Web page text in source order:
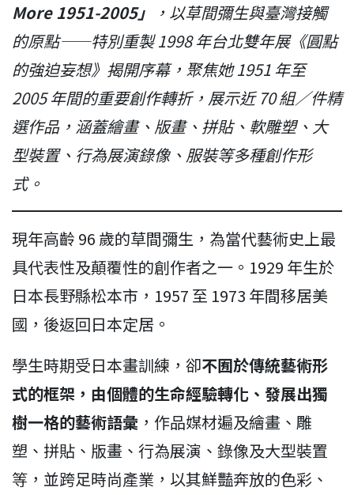
More 1951-2005」
，以草間彌生與臺灣接觸
的原點——特別重製 1998 年台北雙年展《圓點
的強迫妄想》揭開序幕，聚焦她 1951 年至
2005 年間的重要創作轉折，展示近 70 組／件精
選作品，涵蓋繪畫、版畫、拼貼、軟雕塑、大
型裝置、行為展演錄像、服裝等多種創作形
式。
現年高齡 96 歲的草間彌生，為當代藝術史上最
具代表性及顛覆性的創作者之一。1929 年生於
日本長野縣松本市，1957 至 1973 年間移居美
國，後返回日本定居。
學生時期受日本畫訓練，卻不囿於傳統藝術形
式的框架，由個體的生命經驗轉化、發展出獨
樹一格的藝術語彙 ，作品媒材遍及繪畫、雕
塑、拼貼、版畫、行為展演、錄像及大型裝置
等，並跨足時尚產業，以其鮮豔奔放的色彩、